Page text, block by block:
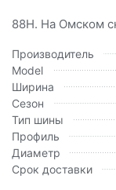
88H. На Омском
Производитель
Model
Ширина
Сезон
Тип шины
Профиль
Диаметр
Срок доставки